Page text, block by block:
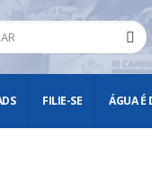
FILIE-SE ÁGUA É